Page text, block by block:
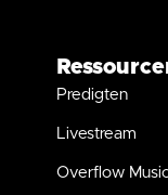
Predigten
Livestream
Overflow Music